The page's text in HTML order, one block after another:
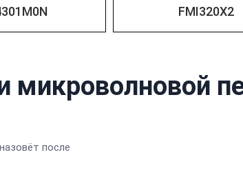
FMI320X2
микроволновой
после